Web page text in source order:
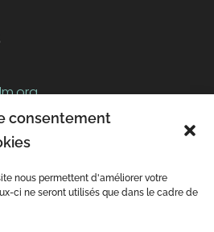
consentement
nous permettent d'améliorer votre
ci ne seront utilisés que dans le cadre de
11